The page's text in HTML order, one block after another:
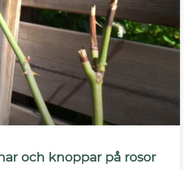
och knoppar på rosor